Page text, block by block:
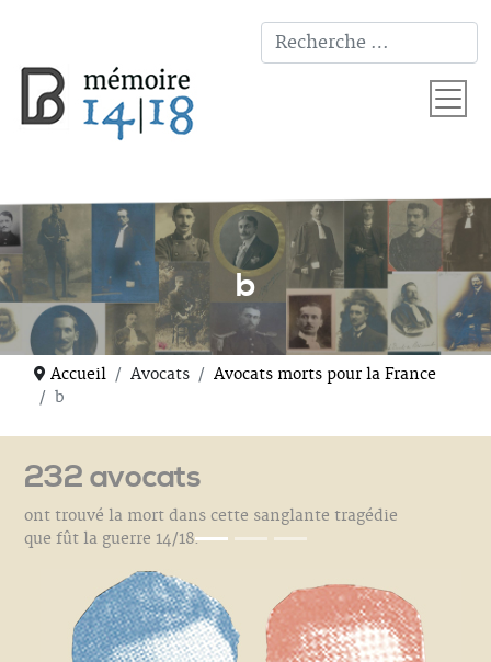
b
Accueil Avocats
Avocats morts pour la France
b
232 avocats
ont trouvé la mort dans cette sanglante tragédie
que fût la guerre 14/18.